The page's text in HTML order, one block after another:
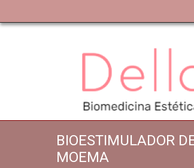
BIOESTIMULADOR
MOEMA